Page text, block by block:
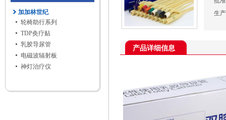
加加林世纪
轮椅助行系列
TDP灸疗贴
乳胶导尿管
电磁波辐射板
神灯治疗仪
生
产品详细信息